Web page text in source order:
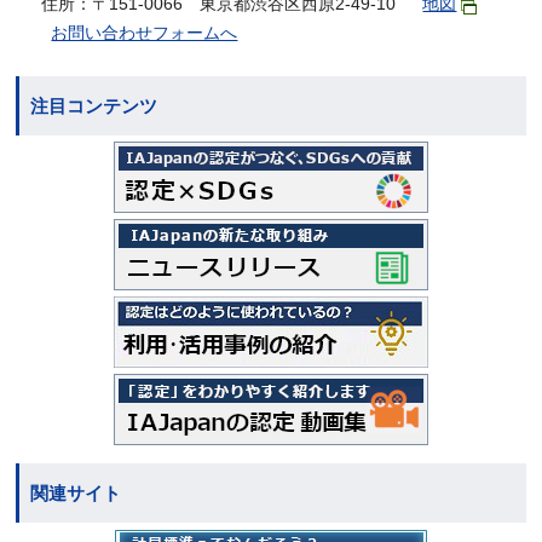
お問い合わせフォームへ
注目コンテンツ
関連サイト